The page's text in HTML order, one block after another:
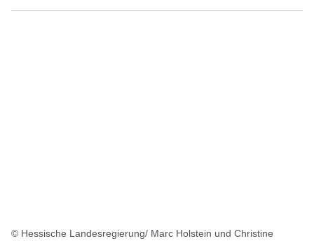
© Hessische Landesregierung/ Marc Holstein und Christine